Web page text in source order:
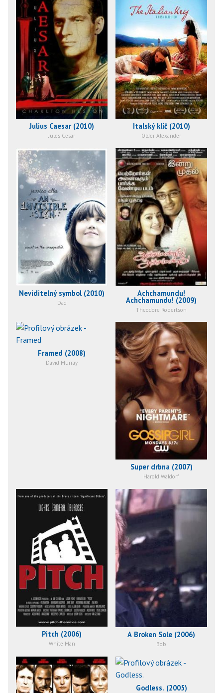
Julius Caesar (2010)
Jules Cesar
Italský klíč (2010)
Older Alexander
Neviditelný symbol (2010)
Dad
Achchamundu!
Achchamundu! (2009)
Theodore Robertson
Framed (2008)
David Murray
Super drbna (2007)
Harold Waldorf
Pitch (2006)
White Man
A Broken Sole (2006)
Bob
Godless. (2005)